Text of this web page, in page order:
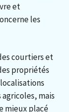
et
les
courtiers et
propriétés
mais
mieux placé